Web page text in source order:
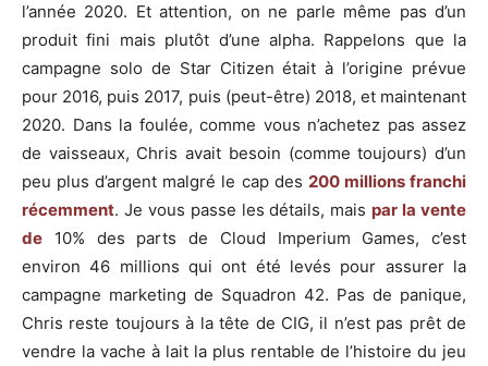
l’année 2020. Et attention, on ne parle même pas d’un
produit fini mais plutôt d’une alpha. Rappelons que la
campagne solo de Star Citizen était à l’origine prévue
pour 2016, puis 2017, puis (peut-être) 2018, et maintenant
2020. Dans la foulée, comme vous n’achetez pas assez
de vaisseaux, Chris avait besoin (comme toujours) d’un
peu plus d’argent malgré le cap des 200 millions franchi
récemment. Je vous passe les détails, mais par la vente
de 10% des parts de Cloud Imperium Games, c’est
environ 46 millions qui ont été levés pour assurer la
campagne marketing de Squadron 42. Pas de panique,
Chris reste toujours à la tête de CIG, il n’est pas prêt de
vendre la vache à lait la plus rentable de l’histoire du jeu